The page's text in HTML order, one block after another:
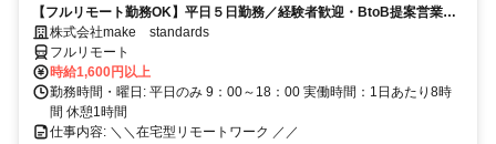
【フルリモート勤務OK】平日５日勤務／経験者歓迎・BtoB提案営業で
スキルアップ
株式会社make standards
フルリモート
時給1,600円以上
勤務時間・曜日: 平日のみ 9：00～18：00 実働時間：1日あたり8時
間 休憩1時間
仕事内容: ＼＼在宅型リモートワーク ／／